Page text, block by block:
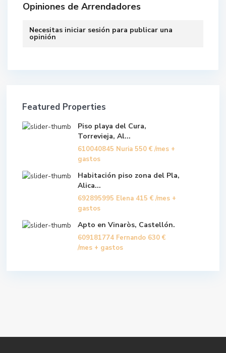
Opiniones de Arrendadores
Necesitas iniciar sesión para publicar una
opinión
Featured Properties
Piso playa del Cura,
Torrevieja, Al...
610040845 Nuria 550 € /mes +
gastos
Habitación piso zona del Pla,
Alica...
692895995 Elena 415 € /mes +
gastos
Apto en Vinaròs, Castellón.
609181774 Fernando 630 €
/mes + gastos